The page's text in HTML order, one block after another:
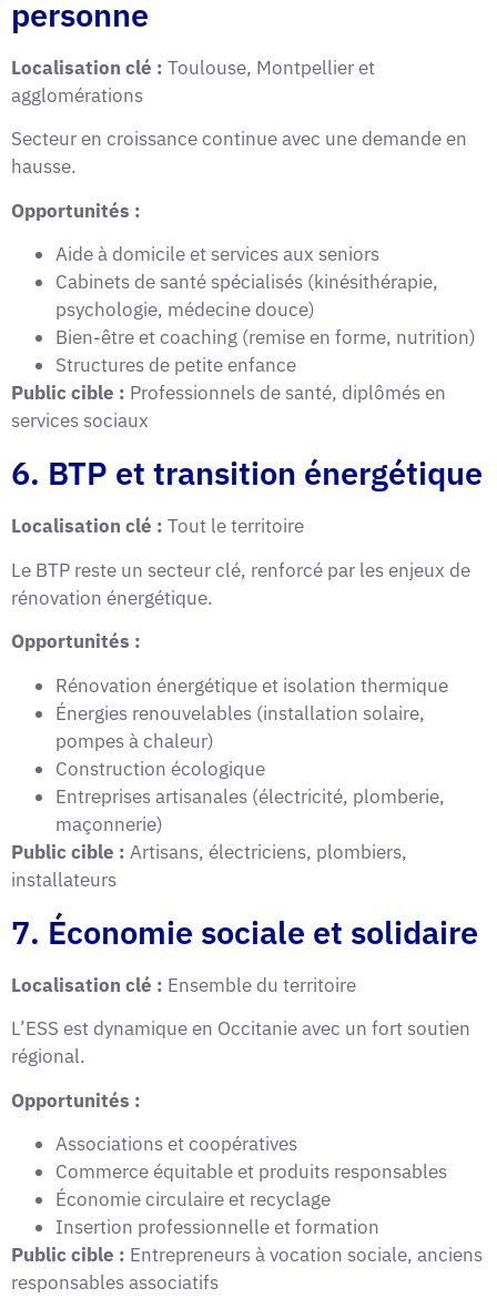
personne
Localisation clé : Toulouse, Montpellier et
agglomérations
Secteur en croissance continue avec une demande en
hausse.
Opportunités :
Aide à domicile et services aux seniors
Cabinets de santé spécialisés (kinésithérapie,
psychologie, médecine douce)
Bien-être et coaching (remise en forme, nutrition)
Structures de petite enfance
Public cible : Professionnels de santé, diplômés en
services sociaux
6. BTP et transition énergétique
Localisation clé : Tout le territoire
Le BTP reste un secteur clé, renforcé par les enjeux de
rénovation énergétique.
Opportunités :
Rénovation énergétique et isolation thermique
Énergies renouvelables (installation solaire,
pompes à chaleur)
Construction écologique
Entreprises artisanales (électricité, plomberie,
maçonnerie)
Public cible : Artisans, électriciens, plombiers,
installateurs
7. Économie sociale et solidaire
Localisation clé : Ensemble du territoire
L’ESS est dynamique en Occitanie avec un fort soutien
régional.
Opportunités :
Associations et coopératives
Commerce équitable et produits responsables
Économie circulaire et recyclage
Insertion professionnelle et formation
Public cible : Entrepreneurs à vocation sociale, anciens
responsables associatifs